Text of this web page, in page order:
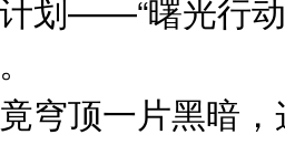
划——“曙光行
穹顶一片黑暗，